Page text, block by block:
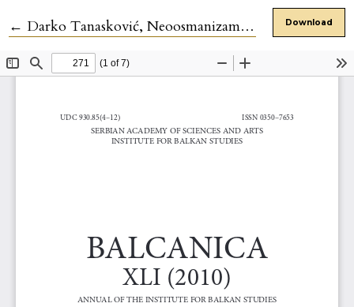
← Return to Article Details
Darko Tanasković, Neoosmanizam. Povratak Turske na Balkan Download